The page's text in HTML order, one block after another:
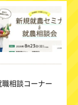
相談コーナー